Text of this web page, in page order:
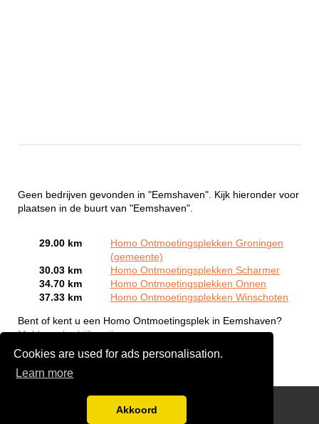
Cookies are used for ads personalisation.
Learn more
Akkoord
Geen bedrijven gevonden in "Eemshaven". Kijk hieronder voor
plaatsen in de buurt van "Eemshaven".
29.00 km
Homo Ontmoetingsplekken Groningen
(gemeente)
30.03 km
Homo Ontmoetingsplekken Scharmer
34.70 km
Homo Ontmoetingsplekken Onnen
37.33 km
Homo Ontmoetingsplekken Winschoten
Bent of kent u een Homo Ontmoetingsplek in Eemshaven?
Meld een bedrijf gratis aan